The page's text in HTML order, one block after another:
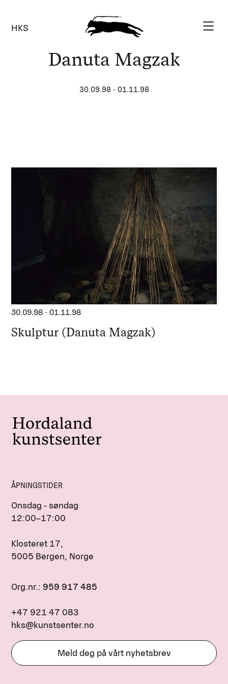
HKS
Danuta Magzak
30.09.98- 01.11.98
30.09.98 -01.11.98
Skulptur (Danuta Magzak)
ÅPNINGSTIDER
Onsdag - søndag
12:00–17:00
Klosteret 17,
5005 Bergen, Norge
Org.nr.: 959 917 485
+47 921 47 083
hks@kunstsenter.no
Meld deg på vårt nyhetsbrev